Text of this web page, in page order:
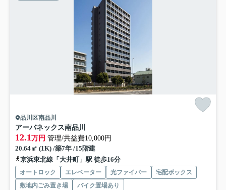
品川区南品川
アーバネックス南品川
12.1万円 管理/共益費10,000円
20.64㎡ (1K) /築7年 /15階建
京浜東北線「大井町」駅 徒歩16分
オートロック エレベーター 光ファイバー
宅配ボックス
敷地内ごみ置き場
バイク置場あり